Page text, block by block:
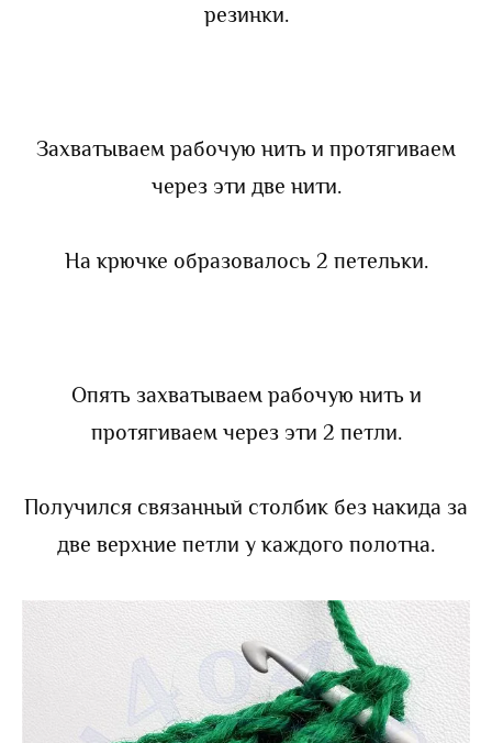
резинки.
Захватываем рабочую нить и протягиваем
через эти две нити.
На крючке образовалось 2 петельки.
Опять захватываем рабочую нить и
протягиваем через эти 2 петли.
Получился связанный столбик без накида за
две верхние петли у каждого полотна.